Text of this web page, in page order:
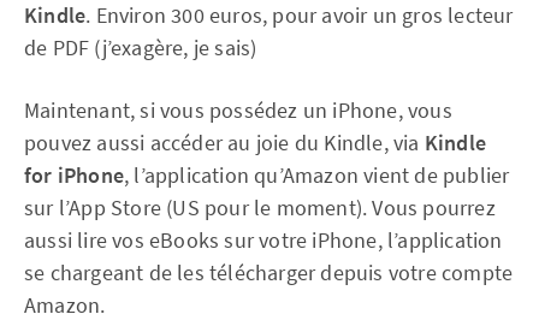
Kindle. Environ 300 euros, pour avoir un gros lecteur
de PDF (j’exagère, je sais)
Maintenant, si vous possédez un iPhone, vous
pouvez aussi accéder au joie du Kindle, via Kindle
for iPhone, l’application qu’Amazon vient de publier
sur l’App Store (US pour le moment). Vous pourrez
aussi lire vos eBooks sur votre iPhone, l’application
se chargeant de les télécharger depuis votre compte
Amazon.